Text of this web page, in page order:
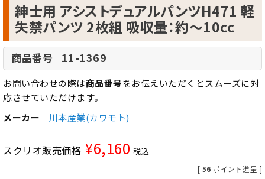
紳士用 アシストデュアルパンツH471 軽
失禁パンツ 2枚組 吸収量：約～10cc
商品番号 11-1369
お問い合わせの際は商品番号をお伝えいただくとスムーズに対
応させていただけます。
メーカー
川本産業(カワモト)
スクリオ販売価格 ¥6,160 税込
[ 56 ポイント進呈 ]